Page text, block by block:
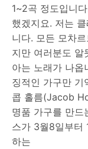
1~2곡 정도입니
했겠지요. 저는
니다. 모든 모차
지만 여러분도 알
아는 노래가 나옵
징적인 가구만 기
콥 홀름(Jacob
명품 가구를 만드
스가 3월8일부터
하는